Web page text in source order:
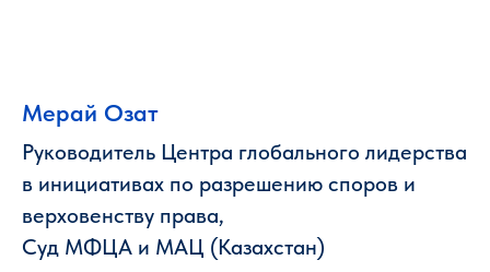
Мерай Озат
Руководитель Центра глобального лидерства
в инициативах по разрешению споров и
верховенству права,
Суд МФЦА и МАЦ (Казахстан)